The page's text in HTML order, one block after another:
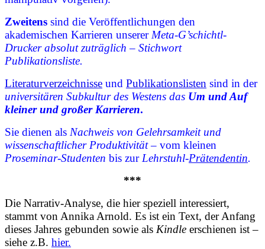
Zweitens sind die Veröffentlichungen den
akademischen Karrieren unserer Meta-G’schichtl-
Drucker absolut zuträglich – Stichwort
Publikationsliste.
Literaturverzeichnisse und Publikationslisten sind in der
universitären Subkultur des Westens das Um und Auf
kleiner und großer Karrieren.
Sie dienen als Nachweis von Gelehrsamkeit und
wissenschaftlicher Produktivität– vom kleinen
Proseminar-Studenten bis zur Lehrstuhl-Prätendentin.
***
Die Narrativ-Analyse, die hier speziell interessiert,
stammt von Annika Arnold. Es ist ein Text, der Anfang
dieses Jahres gebunden sowie als Kindle erschienen ist –
siehe z.B. hier.